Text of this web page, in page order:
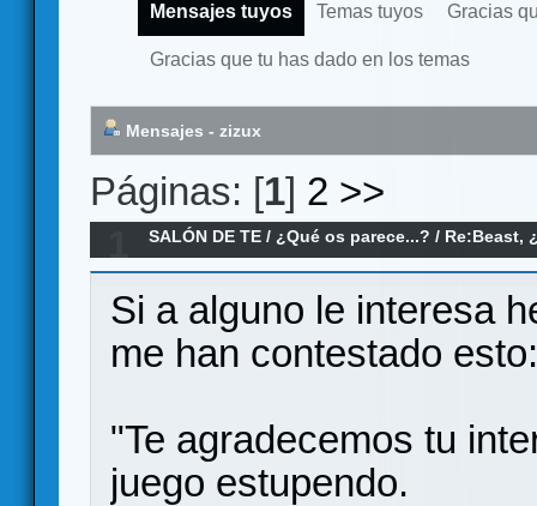
Mensajes tuyos Temas tuyos Gracias
Gracias que tu has dado en los temas
Mensajes - zizux
Páginas: [1] 2 >>
SALÓN DE TE /¿Qué os parece...? / Re:Beast,
Si a alguno le interesa
me han contestado esto:
"Te agradecemos tu
juego estupendo.